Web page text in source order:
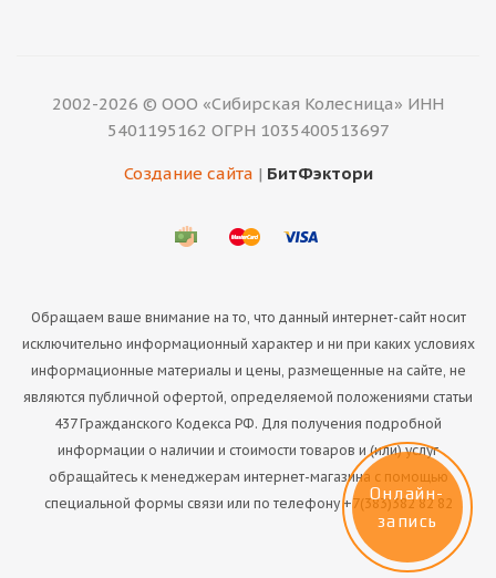
2002-2026 © ООО «Сибирская Колесница» ИНН
5401195162 ОГРН 1035400513697
Создание сайта | БитФэктори
Обращаем ваше внимание на то, что данный интернет-сайт носит
исключительно информационный характер и ни при каких условиях
информационные материалы и цены, размещенные на сайте, не
являются публичной офертой, определяемой положениями статьи
437 Гражданского Кодекса РФ. Для получения подробной
информации о наличии и стоимости товаров и (или) услуг
обращайтесь к менеджерам интернет-магазина с помощью
специальной формы связи или по телефону +7(383)382 82 82
Онлайн-
запись